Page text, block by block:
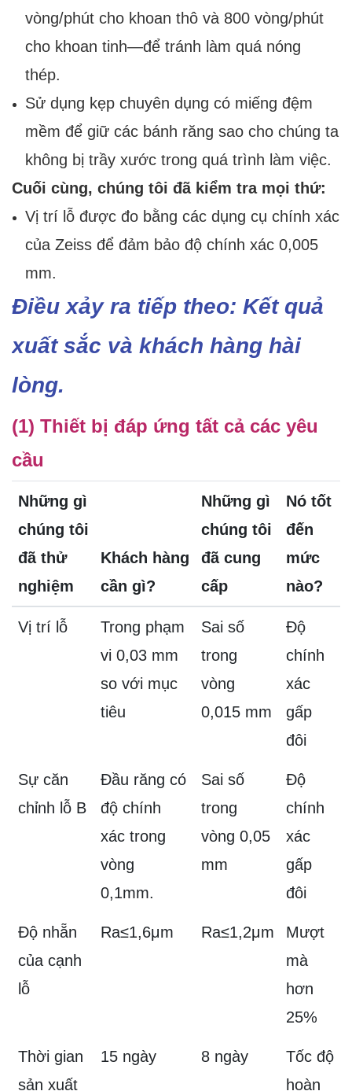
vòng/phút cho khoan thô và 800 vòng/phút
cho khoan tinh—để tránh làm quá nóng
thép.
Sử dụng kẹp chuyên dụng có miếng đệm
mềm để giữ các bánh răng sao cho chúng ta
không bị trầy xước trong quá trình làm việc.
Cuối cùng, chúng tôi đã kiểm tra mọi thứ:
Vị trí lỗ được đo bằng các dụng cụ chính xác
của Zeiss để đảm bảo độ chính xác 0,005
mm.
Điều xảy ra tiếp theo: Kết quả
xuất sắc và khách hàng hài
lòng.
(1) Thiết bị đáp ứng tất cả các yêu
cầu
Những gì
chúng tôi
đã thử
nghiệm
Khách hàng
cần gì?
Những gì
chúng tôi
đã cung
cấp
Nó tốt
đến
mức
nào?
Vị trí lỗ
Trong phạm
vi 0,03 mm
so với mục
tiêu
Sai số
trong
vòng
0,015 mm
Độ
chính
xác
gấp
đôi
Sự căn
chỉnh lỗ B
Đầu răng có
độ chính
xác trong
vòng
0,1mm.
Sai số
trong
vòng 0,05
mm
Độ
chính
xác
gấp
đôi
Độ nhẵn
của cạnh
lỗ
Ra≤1,6μm Ra≤1,2μm
Mượt
mà
hơn
25%
Thời gian
sản xuất
15 ngày 8 ngày
Tốc độ
hoàn